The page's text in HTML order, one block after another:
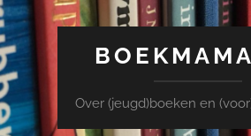
Over (jeugd)boeken en